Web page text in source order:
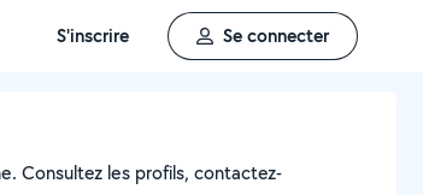
S'inscrire Se connecter
Consultez les profils, contactez-